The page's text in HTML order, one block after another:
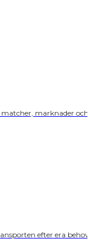
matcher, marknader och
efter era behov.